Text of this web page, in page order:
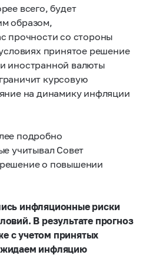
всего, будет
образом,
прочности со стороны
принятое решение
иностранной валюты
курсовую
на динамику инфляции
подробно
учитывал Совет
о повышении
инфляционные риски
В результате прогноз
с учетом принятых
инфляцию